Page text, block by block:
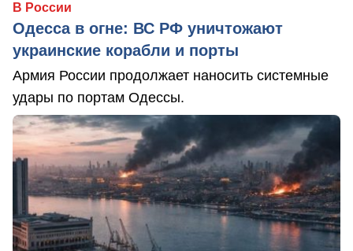
В России
Одесса в огне: ВС РФ уничтожают
украинские корабли и порты
Армия России продолжает наносить системные
удары по портам Одессы.